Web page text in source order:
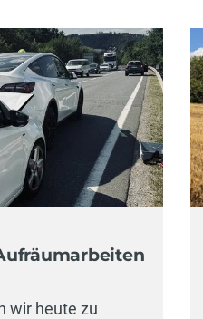
wir heute zu